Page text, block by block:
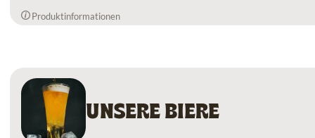
Produktinformationen
UNSERE BIERE